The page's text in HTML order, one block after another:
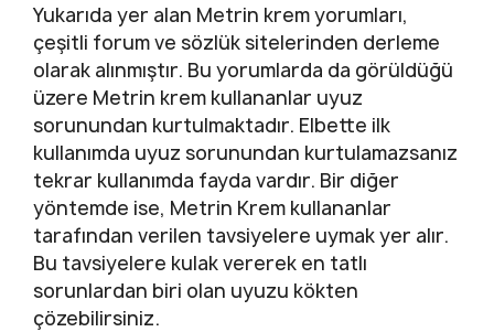
Yukarıda yer alan Metrin krem yorumları,
çeşitli forum ve sözlük sitelerinden derleme
olarak alınmıştır. Bu yorumlarda da görüldüğü
üzere Metrin krem kullananlar uyuz
sorunundan kurtulmaktadır. Elbette ilk
kullanımda uyuz sorunundan kurtulamazsanız
tekrar kullanımda fayda vardır. Bir diğer
yöntemde ise, Metrin Krem kullananlar
tarafından verilen tavsiyelere uymak yer alır.
Bu tavsiyelere kulak vererek en tatlı
sorunlardan biri olan uyuzu kökten
çözebilirsiniz.